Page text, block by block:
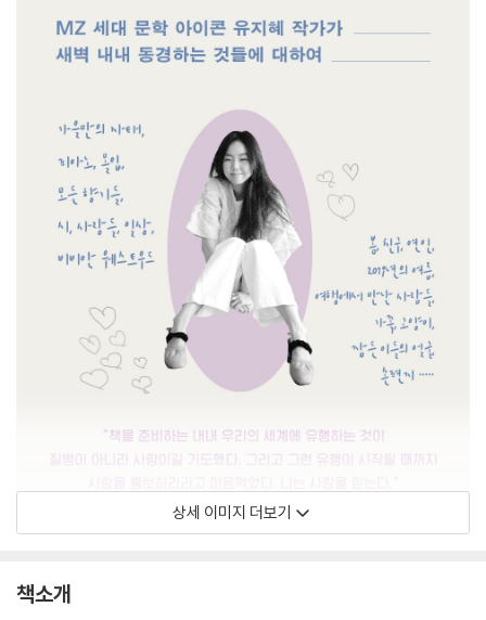
상세 이미지 더보기
책소개